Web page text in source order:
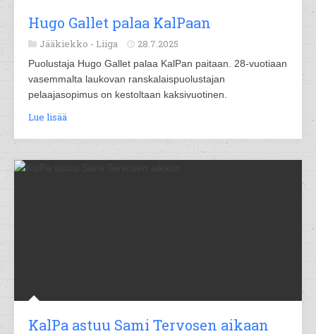
Hugo Gallet palaa KalPaan
Jääkiekko - Liiga 28.7.2025
Puolustaja Hugo Gallet palaa KalPan paitaan. 28-vuotiaan
vasemmalta laukovan ranskalaispuolustajan
pelaajasopimus on kestoltaan kaksivuotinen.
Lue lisää
KalPa astuu Sami Tervosen aikaan